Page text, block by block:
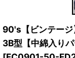
90's【ビンテー
3B型【中綿入り